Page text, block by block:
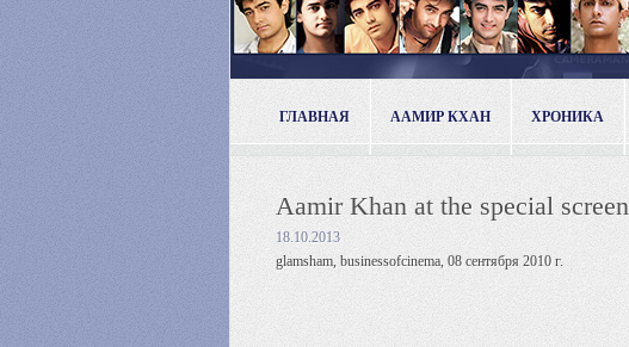
ГЛАВНАЯ ААМИР КХАН ХРОНИКА
Aamir Khan at the special
18.10.2013
glamsham, businessofcinema, 08 сентября 2010 г.